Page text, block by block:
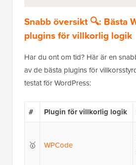
Snabb översikt 🔍: Bästa
plugins för villkorlig logik
Har du ont om tid? Här är en
av de bästa plugins för
testat för WordPress:
# Plugin för villkorlig logik
🥇 WPCode